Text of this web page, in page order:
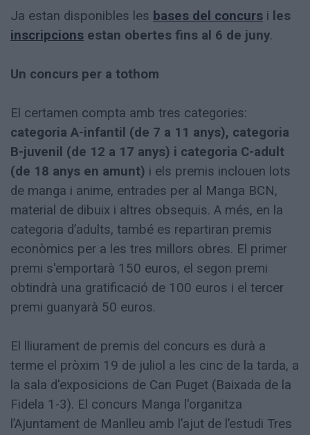
Ja estan disponibles les bases del concurs i les
inscripcions estan obertes fins al 6 de juny.
Un concurs per a tothom
El certamen compta amb tres categories:
categoria A-infantil (de 7 a 11 anys), categoria
B-juvenil (de 12 a 17 anys) i categoria C-adult
(de 18 anys en amunt) i els premis inclouen lots
de manga i anime, entrades per al Manga BCN,
material de dibuix i altres obsequis. A més, en la
categoria d’adults, també es repartiran premis
econòmics per a les tres millors obres. El primer
premi s'emportarà 150 euros, el segon premi
obtindrà una gratificació de 100 euros i el tercer
premi guanyarà 50 euros.
El lliurament de premis del concurs es durà a
terme el pròxim 19 de juliol a les cinc de la tarda, a
la sala d'exposicions de Can Puget (Baixada de la
Fidela 1-3). El concurs Manga l'organitza
l’Ajuntament de Manlleu amb l’ajut de l’estudi Tres